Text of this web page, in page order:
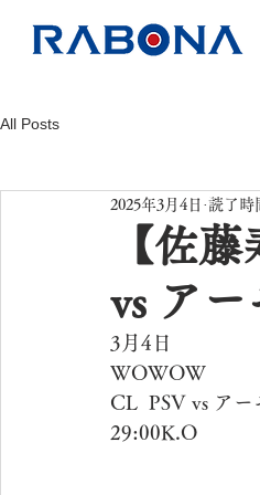
All Posts
【佐
vs ア
2025年3月4日 読了時
3月4日
WOWOW
CL  PSV vs アー
29:00K.O